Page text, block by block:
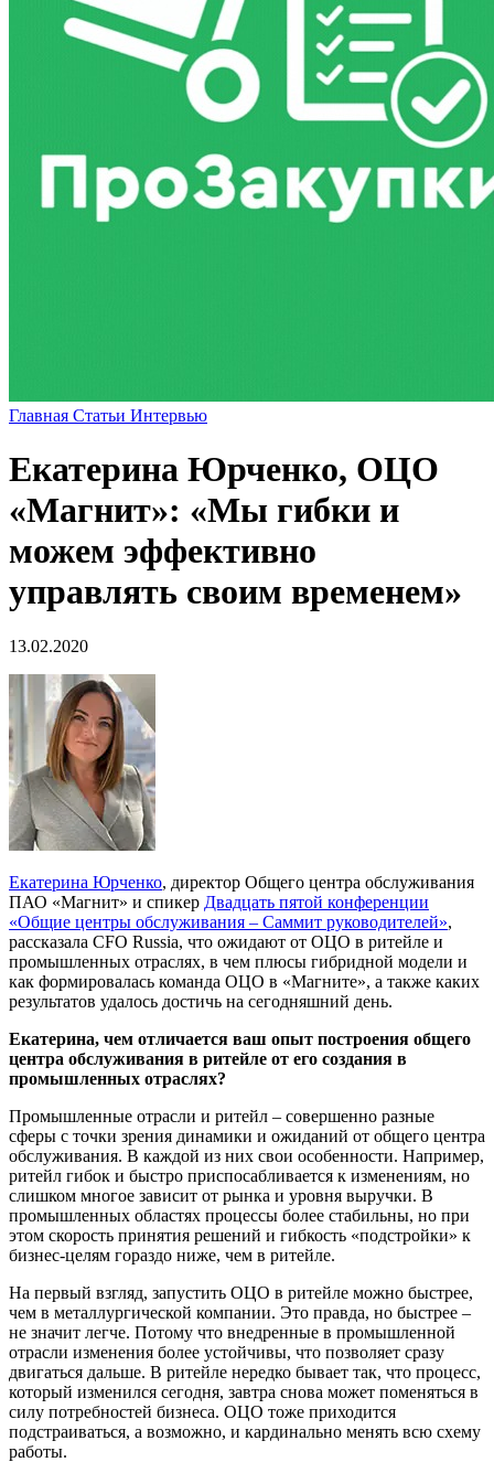
Главная Статьи Интервью
Екатерина Юрченко, ОЦО
«Магнит»: «Мы гибки и
можем эффективно
управлять своим временем»
13.02.2020
Екатерина Юрченко, директор Общего центра обслуживания
ПАО «Магнит» и спикер Двадцать пятой конференции
«Общие центры обслуживания – Саммит руководителей»,
рассказала CFO Russia, что ожидают от ОЦО в ритейле и
промышленных отраслях, в чем плюсы гибридной модели и
как формировалась команда ОЦО в «Магните», а также каких
результатов удалось достичь на сегодняшний день.
Екатерина, чем отличается ваш опыт построения общего
центра обслуживания в ритейле от его создания в
промышленных отраслях?
Промышленные отрасли и ритейл – совершенно разные
сферы с точки зрения динамики и ожиданий от общего центра
обслуживания. В каждой из них свои особенности. Например,
ритейл гибок и быстро приспосабливается к изменениям, но
слишком многое зависит от рынка и уровня выручки. В
промышленных областях процессы более стабильны, но при
этом скорость принятия решений и гибкость «подстройки» к
бизнес-целям гораздо ниже, чем в ритейле.
На первый взгляд, запустить ОЦО в ритейле можно быстрее,
чем в металлургической компании. Это правда, но быстрее –
не значит легче. Потому что внедренные в промышленной
отрасли изменения более устойчивы, что позволяет сразу
двигаться дальше. В ритейле нередко бывает так, что процесс,
который изменился сегодня, завтра снова может поменяться в
силу потребностей бизнеса. ОЦО тоже приходится
подстраиваться, а возможно, и кардинально менять всю схему
работы.